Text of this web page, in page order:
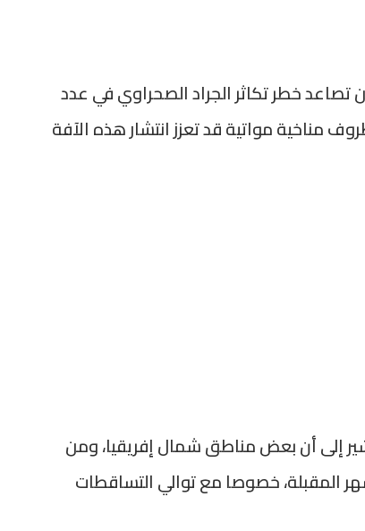
تصاعد خطر تكاثر الجراد الصحراوي في عدد
خلال سنة 2026، في ظل ظروف مناخية مواتية قد تعزز انتشار هذه الآفة
إلى أن بعض مناطق شمال إفريقيا، ومن
المقبلة، خصوصا مع توالي التساقطات